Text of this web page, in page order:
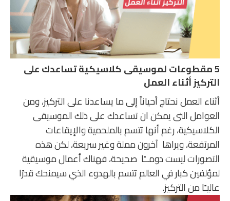
5 مقطوعات لموسيقى كلاسيكية تساعدك على
التركيز أثناء العمل
أثناء العمل نحتاج أحياناً إلى ما يساعدنا على التركيز، ومن
العوامل التى يمكن ان تساعدك على ذلك الموسيقى
الكلاسيكية، رغم أنها تتسم بالملحمية والإيقاعات
المرتفعة، ويراها آخرون مملة وغير سريعة، لكن هذه
التصورات ليست دومــًا صحيحة، فهناك أعمال موسيقية
لمؤلفين كبار في العالم تتسم بالهدوء الذي سيمنحك قدرًا
عاليـًا من التركيز.